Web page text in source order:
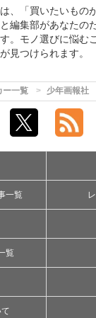
、「買いたいもの
編集部があなたの
。モノ選びに悩む
見つけられます。
ー一覧 少年画報社
一覧
覧